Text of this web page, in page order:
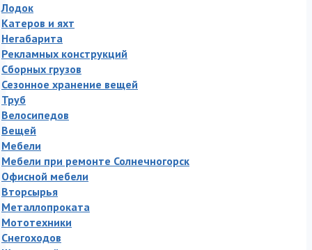
Лодок
Катеров и яхт
Негабарита
Рекламных конструкций
Сборных грузов
Сезонное хранение вещей
Труб
Велосипедов
Вещей
Мебели
Мебели при ремонте Солнечногорск
Офисной мебели
Вторсырья
Металлопроката
Мототехники
Снегоходов